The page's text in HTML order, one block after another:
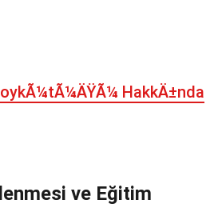
HakkÄ±nda
ve Eğitim